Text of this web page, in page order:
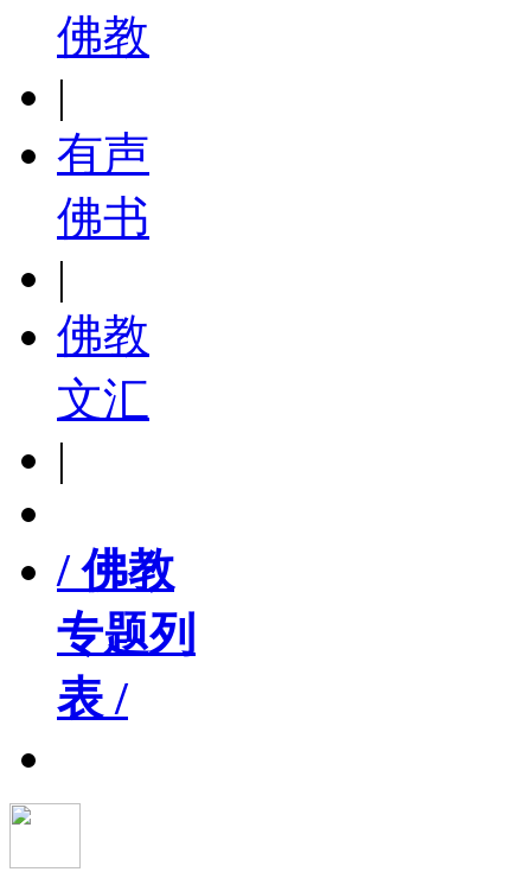
佛教
|
有声
佛书
|
佛教
文汇
|
/ 佛教
专题列
表 /